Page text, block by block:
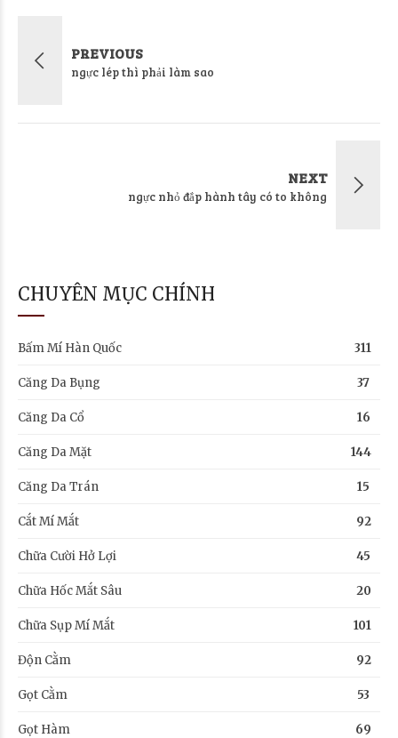
PREVIOUS
ngực lép thì phải làm sao
NEXT
ngực nhỏ đắp hành tây có to không
CHUYÊN MỤC CHÍNH
Bấm Mí Hàn Quốc 311
Căng Da Bụng 37
Căng Da Cổ 16
Căng Da Mặt 144
Căng Da Trán 15
Cắt Mí Mắt 92
Chữa Cười Hở Lợi 45
Chữa Hốc Mắt Sâu 20
Chữa Sụp Mí Mắt 101
Độn Cằm 92
Gọt Cằm 53
Gọt Hàm 69